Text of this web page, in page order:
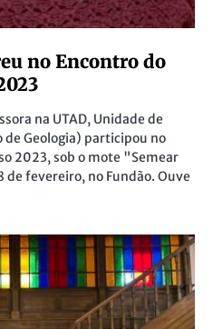
no Encontro do
na UTAD, Unidade de
Geologia) participou no
2023, sob o mote "Semear
de fevereiro, no Fundão. Ouve